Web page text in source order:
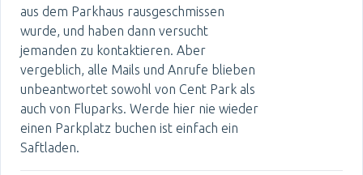
aus dem Parkhaus rausgeschmissen
wurde, und haben dann versucht
jemanden zu kontaktieren. Aber
vergeblich, alle Mails und Anrufe blieben
unbeantwortet sowohl von Cent Park als
auch von Fluparks. Werde hier nie wieder
einen Parkplatz buchen ist einfach ein
Saftladen.